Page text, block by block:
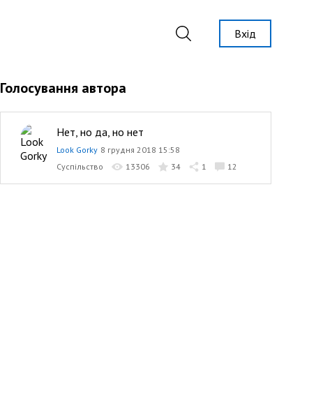
Вхід
Голосування автора
Нет, но да, но нет
Look Gorky 8 грудня 2018 15:58
Суспільство
13306 34 1 12